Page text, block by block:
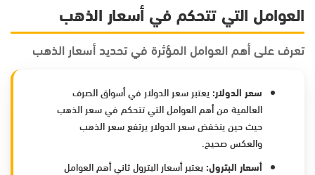
العوامل التي تتحكم في أسعار الذهب
تعرف على أهم العوامل المؤثرة في تحديد أسعار الذهب
سعر الدولار: يعتبر سعر الدولار في أسواق الصرف
العالمية من أهم العوامل التي تتحكم في سعر الذهب
حيث حين ينخفض سعر الدولار يرتفع سعر الذهب
والعكس صحيح.
أسعار البترول: يعتبر أسعار البترول ثاني أهم العوامل